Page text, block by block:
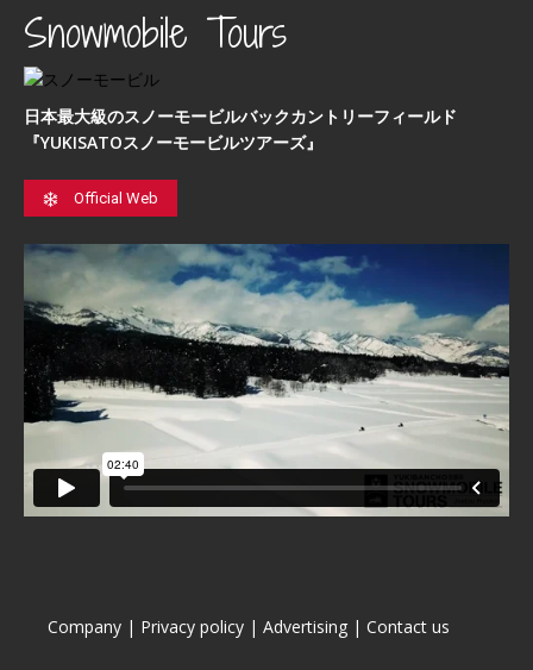
Snowmobile Tours
日本最⼤級のスノーモービルバックカントリーフィールド
『YUKISATOスノーモービルツアーズ』
Official Web
Company | Privacy policy | Advertising | Contact us